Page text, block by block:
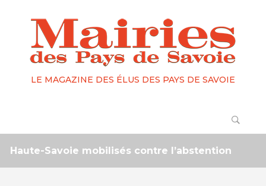
LE MAGAZINE DES ÉLUS DES PAYS DE SAVOIE
Savoie mobilisés contre l’abstention